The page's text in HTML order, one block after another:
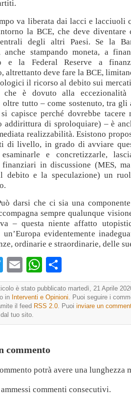
va liberata dai lacci e lacciuoli
la BCE, che deve diventare
degli altri Paesi. Se la
anche stampando moneta, a
e la Federal Reserve a
altrettanto deve fare la BCE,
il ricorso al debito sui mercati
è dovuto alla eccezionalità
oltre tutto – come sostenuto, tra gli
capisce perché dovrebbe tacere
addirittura di sproloquiare) – è
realizzabilità. Esistono
di livello, in grado di avviare
e concretizzarle,
finanziari in discussione (MES,
debito e la speculazione) un
darsi che ci sia una
sempre qualunque
– questa niente affatto
evidentemente
ordinarie e straordinarie, delle
TwitterEmailWhatsApp
è stato pubblicato martedì, 21 Aprile
in Interventi e Opinioni. Puoi seguire i
il feed RSS 2.0. Puoi inviare un
dal tuo sito.
commento
potrà avere una lunghezza
commenti consecutivi.